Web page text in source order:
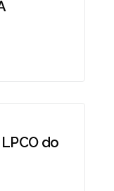
do